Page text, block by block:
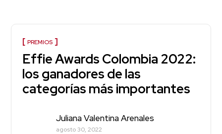
PREMIOS
Effie Awards Colombia 2022:
los ganadores de las
categorías más importantes
Juliana Valentina Arenales
agosto 30, 2022